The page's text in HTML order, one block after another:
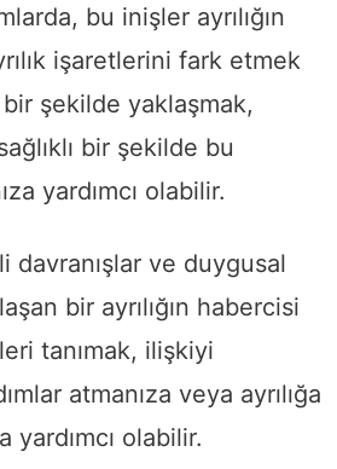
bu inişler ayrılığın
işaretlerini fark etmek
şekilde yaklaşmak,
bir şekilde bu
yardımcı olabilir.
davranışlar ve duygusal
bir ayrılığın habercisi
tanımak, ilişkiyi
atmanıza veya ayrılığa
yardımcı olabilir.